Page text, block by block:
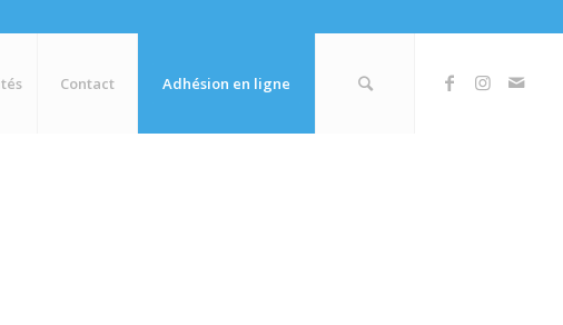
Contact Adhésion en ligne